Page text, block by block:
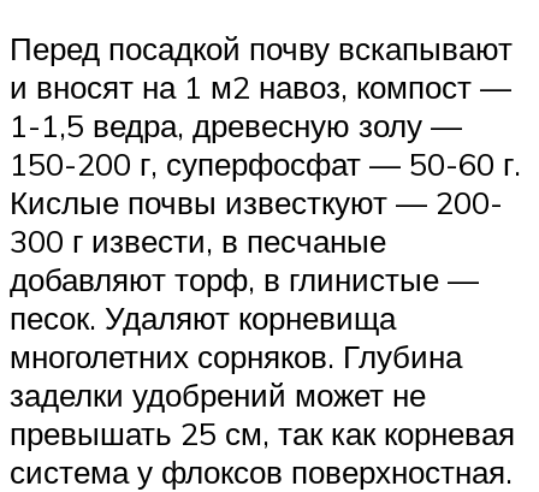
Перед посадкой почву вскапывают
и вносят на 1 м2 навоз, компост —
1-1,5 ведра, древесную золу —
150-200 г, суперфосфат — 50-60 г.
Кислые почвы известкуют — 200-
300 г извести, в песчаные
добавляют торф, в глинистые —
песок. Удаляют корневища
многолетних сорняков. Глубина
заделки удобрений может не
превышать 25 см, так как корневая
система у флоксов поверхностная.